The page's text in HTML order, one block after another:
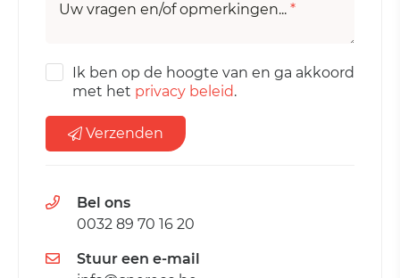
Uw vragen en/of opmerkingen... *
Ik ben op de hoogte van en ga akkoord
met het privacy beleid.
Verzenden
Bel ons
0032 89 70 16 20
Stuur een e-mail